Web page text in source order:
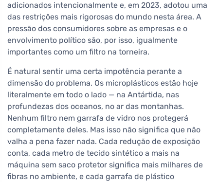
adicionados intencionalmente e, em 2023, adotou uma
das restrições mais rigorosas do mundo nesta área. A
pressão dos consumidores sobre as empresas e o
envolvimento político são, por isso, igualmente
importantes como um filtro na torneira.
É natural sentir uma certa impotência perante a
dimensão do problema. Os microplásticos estão hoje
literalmente em todo o lado — na Antártida, nas
profundezas dos oceanos, no ar das montanhas.
Nenhum filtro nem garrafa de vidro nos protegerá
completamente deles. Mas isso não significa que não
valha a pena fazer nada. Cada redução de exposição
conta, cada metro de tecido sintético a mais na
máquina sem saco protetor significa mais milhares de
fibras no ambiente, e cada garrafa de plástico